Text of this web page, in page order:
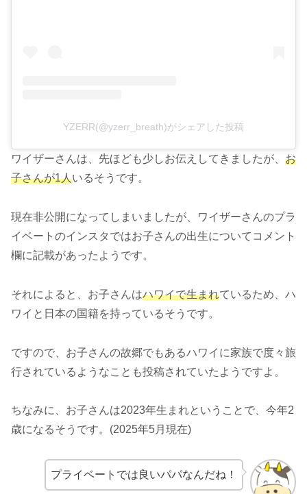
YZERR(@yzerr_breath)がシェアした投稿
ワイザーさんは、先ほども少しお伝えしてきましたが、 お
子さんが1人いるそうです。
現在非公開になってしまいましたが、ワイザーさんのプラ
イベートのインスタではお子さんの出生についてコメント
欄に記載があったようです。
それによると、お子さんはハワイで生まれているため、ハ
ワイと日本の国籍を持っているそうです。
ですので、お子さんの故郷でもあるハワイに家族で度々旅
行されているようなことも投稿されていたようですよ。
ちなみに、お子さんは2023年生まれということで、今年2
歳になるそうです。(2025年5月現在)
プライベートでは良いパパなんだね！